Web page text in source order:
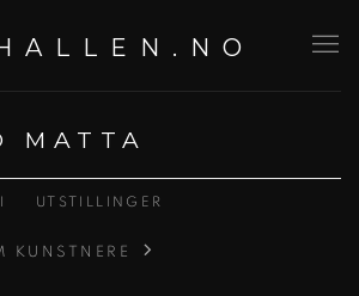
MATTA
UTSTILLINGER
KUNSTNERE